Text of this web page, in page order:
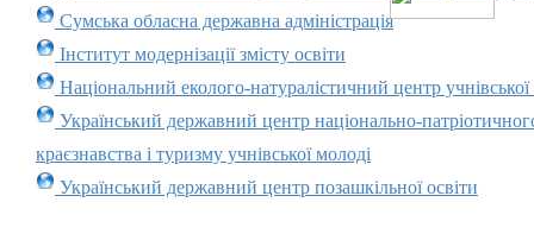
Сумська обласна державна адміністрація
Інститут модернізації змісту освіти
Національний еколого-натуралістичний центр учнівської
Український державний центр національно-
краєзнавства і туризму учнівської молоді
Український державний центр позашкільної освіти